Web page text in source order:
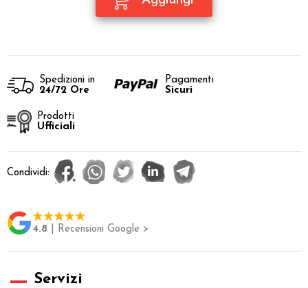
Spedizioni in
24/72 Ore
Pagamenti
Sicuri
Prodotti
Ufficiali
Condividi:
4.8 | Recensioni Google >
Servizi